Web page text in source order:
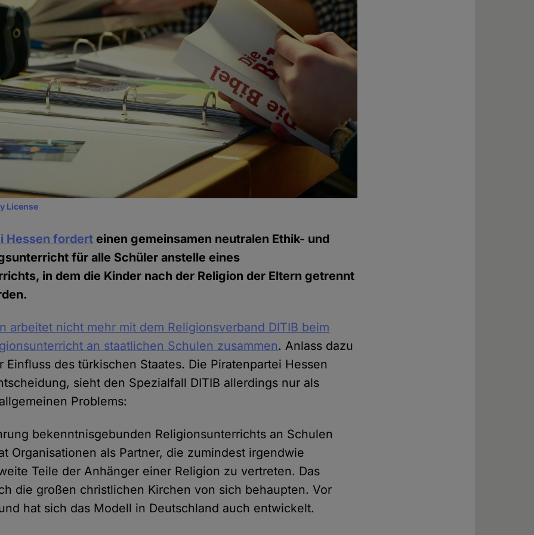
License
Hessen fordert einen gemeinsamen neutralen Ethik- und
für alle Schüler anstelle eines
in dem die Kinder nach der Religion der Eltern getrennt
arbeitet nicht mehr mit dem Religionsverband DITIB beim
an staatlichen Schulen zusammen. Anlass dazu
Einfluss des türkischen Staates. Die Piratenpartei Hessen
sieht den Spezialfall DITIB allerdings nur als
Problems:
bekenntnisgebunden Religionsunterrichts an Schulen
Organisationen als Partner, die zumindest irgendwie
Teile der Anhänger einer Religion zu vertreten. Das
die großen christlichen Kirchen von sich behaupten. Vor
hat sich das Modell in Deutschland auch entwickelt.